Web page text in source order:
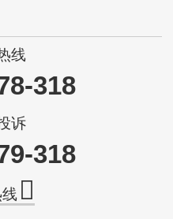
线
318
诉
318